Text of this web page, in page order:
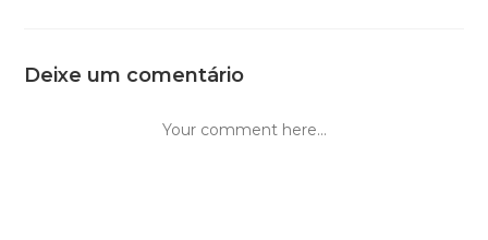
Deixe um comentário